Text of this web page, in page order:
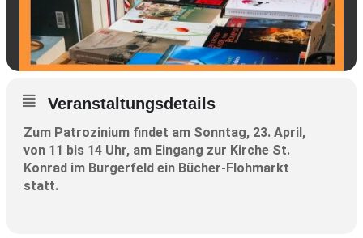
Veranstaltungsdetails
Zum Patrozinium findet am Sonntag, 23. April,
von 11 bis 14 Uhr, am Eingang zur Kirche St.
Konrad im Burgerfeld ein Bücher-Flohmarkt
statt.